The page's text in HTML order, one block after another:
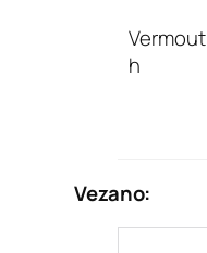
Vermout
h
Vezano: